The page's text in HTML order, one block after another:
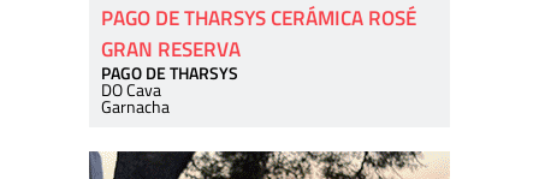
PAGO DE THARSYS CERÁMICA ROSÉ
GRAN RESERVA
PAGO DE THARSYS
DO Cava
Garnacha